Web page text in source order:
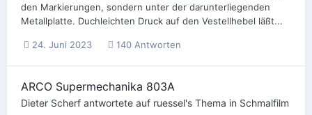
den Markierungen, sondern unter der darunterliegenden
Metallplatte. Duchleichten Druck auf den Vestellhebel läßt...
24. Juni 2023 140 Antworten
ARCO Supermechanika 803A
Dieter Scherf antwortete auf ruessel's Thema in Schmalfilm